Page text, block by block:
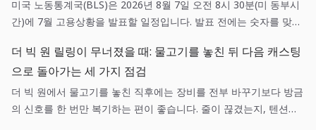
미국 노동통계국(BLS)은 2026년 8월 7일 오전 8시 30분(미 동부시
간)에 7월 고용상황을 발표할 일정입니다. 발표 전에는 숫자를 맞히
질지 미리 정하는 편이 실무에 도움이 됩니다.
더 빅 원 릴링이 무너졌을 때: 물고기를 놓친 뒤 다음 캐스팅
으로 돌아가는 세 가지 점검
더 빅 원에서 물고기를 놓친 직후에는 장비를 전부 바꾸기보다 방금
의 신호를 한 번만 복기하는 편이 좋습니다. 줄이 끊겼는지, 텐션이